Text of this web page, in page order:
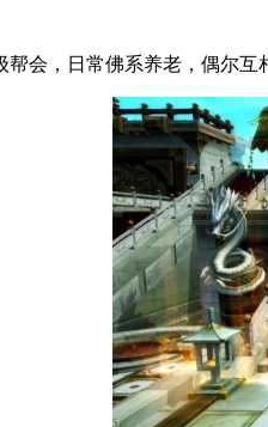
，日常佛系养老，偶尔互